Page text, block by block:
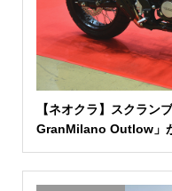
【ネオクラ】スクラン
GranMilano Outlow」